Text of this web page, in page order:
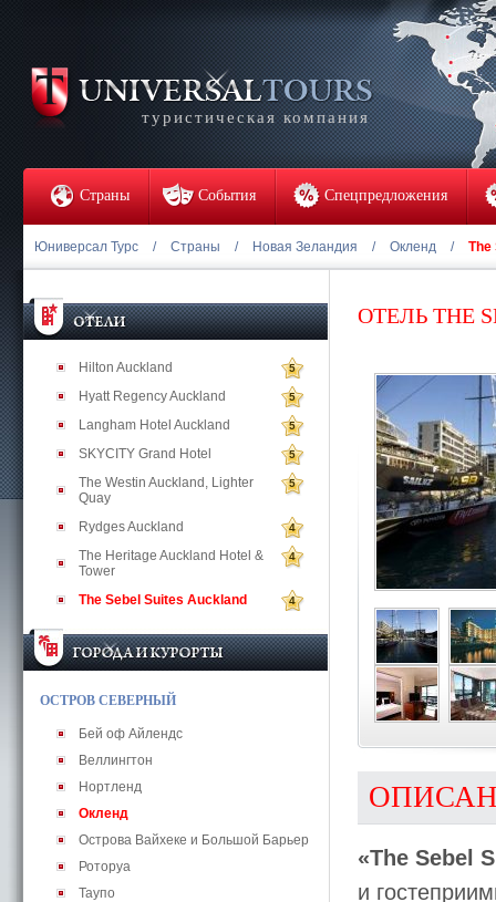
туристическая компания
Страны События Спецпредложения
Юниверсал Турс / Страны / Новая Зеландия / Окленд / The
Hilton Auckland 5
Hyatt Regency Auckland 5
Langham Hotel Auckland 5
SKYCITY Grand Hotel 5
The Westin Auckland, Lighter
Quay
5
Rydges Auckland 4
The Heritage Auckland Hotel &
Tower
4
The Sebel Suites Auckland 4
ОСТРОВ СЕВЕРНЫЙ
Бей оф Айлендс
Веллингтон
Нортленд
Окленд
Острова Вайхеке и Большой Барьер
Роторуа
Таупо
ОТЕЛЬ THE
«The Sebel
и